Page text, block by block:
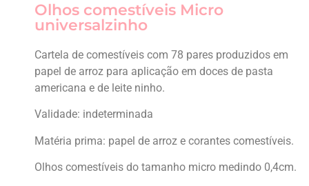
Olhos comestíveis Micro
universalzinho
Cartela de comestíveis com 78 pares produzidos em
papel de arroz para aplicação em doces de pasta
americana e de leite ninho.
Validade: indeterminada
Matéria prima: papel de arroz e corantes comestíveis.
Olhos comestíveis do tamanho micro medindo 0,4cm.